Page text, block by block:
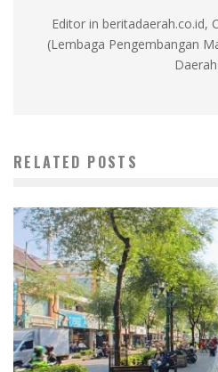
Editor in beritadaerah.co.id,
(Lembaga Pengembangan
RELATED POSTS